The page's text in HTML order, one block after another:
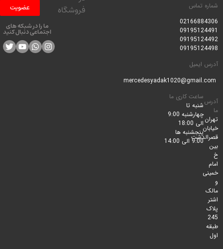
تماس
ساعت کاری ما
شنبه تا
چهارشنبه 9:00
الی 18:00
پنجشنبه ها
9:00 الی 14:00
فروشگاه
عضویت
ما را در شبکه های
اجتماعی دنبال کنید